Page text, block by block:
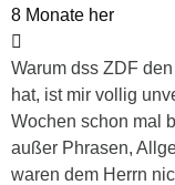
8 Monate her
Warum dss ZDF
hat, ist mir vollig
Wochen schon mal
außer Phrasen,
waren dem Herrn